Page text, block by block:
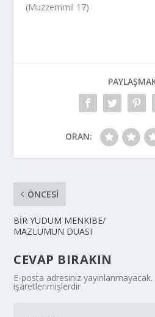
(Muzzemmil 17)
ORAN:
ÖNCESI
BİR YUDUM MENKIBE/
MAZLUMUN DUASI
CEVAP BIRAKIN
E-posta adresiniz yayınlanmayacak.
işaretlenmişlerdir